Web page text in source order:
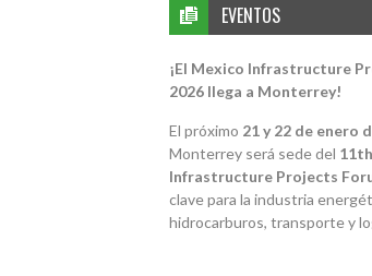
EVENTOS
¡El Mexico Infrastructure
2026 llega a Monterrey!
El próximo 21 y 22 de enero
Monterrey será sede del
Infrastructure Projects
clave para la industria
hidrocarburos, transporte y